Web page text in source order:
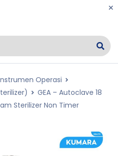
Operasi
GEA – Autoclave 18
Sterilizer Non Timer